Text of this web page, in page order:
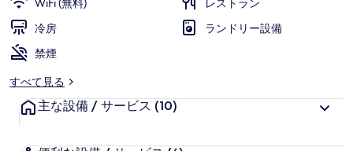
WiFi (無料)
レストラン
冷房
ランドリー設備
禁煙
すべて見る
主な設備 / サービス (10)